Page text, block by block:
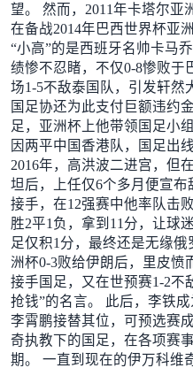
望。 然而，2011年卡塔尔亚
在备战2014年巴西世界杯亚
“小高”的是西班牙名帅卡马
绩惨不忍睹，不仅0-8惨败于
场1-5不敌泰国队，引发轩然
国足协还为此支付巨额违约
足，亚洲杯上他带领国足小
因两平中国香港队，国足出
2016年，高洪波二进宫，但
坦后，上任仅6个多月便宣
接手，在12强赛中他率队击
胜2平1负，拿到11分，让球
足仅积1分，最终还是无缘俄
洲杯0-3败给伊朗后，里皮愤
接手国足，又在世预赛1-2不
抢钱”的名言。 此后，李铁
李霄鹏接替其位，可预选赛
奇执教下的国足，在各项赛
期。 一直到现在的伊万科维